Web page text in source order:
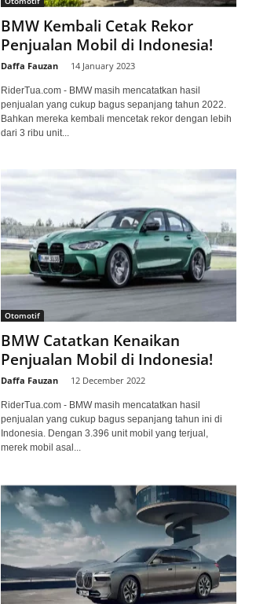
a
.
o
BMW Kembali Cetak Rekor
Penjualan Mobil di Indonesia!
Daffa Fauzan 14 January 2023
RiderTua.com - BMW masih mencatatkan hasil
penjualan yang cukup bagus sepanjang tahun 2022.
Bahkan mereka kembali mencetak rekor dengan lebih
dari 3 ribu unit...
Otomotif
BMW Catatkan Kenaikan
Penjualan Mobil di Indonesia!
Daffa Fauzan 12 December 2022
RiderTua.com - BMW masih mencatatkan hasil
penjualan yang cukup bagus sepanjang tahun ini di
Indonesia. Dengan 3.396 unit mobil yang terjual,
merek mobil asal...